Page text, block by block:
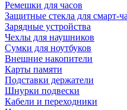
Ремешки для часов
Защитные стекла для смарт-
Зарядные устройства
Чехлы для наушников
Сумки для ноутбуков
Внешние накопители
Карты памяти
Подставки держатели
Шнурки подвески
Кабели и переходники